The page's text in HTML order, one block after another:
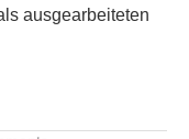
ausgearbeiteten